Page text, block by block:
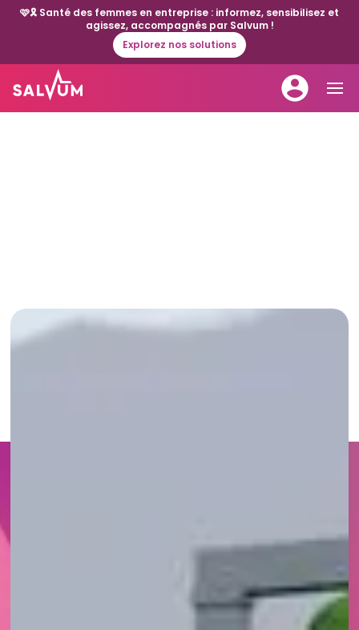
🩷🎗️ Santé des femmes en entreprise : informez, sensibilisez et
agissez, accompagnés par Salvum !
Explorez nos solutions